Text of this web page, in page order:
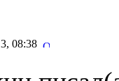
08:38